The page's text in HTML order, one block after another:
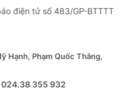
điện tử số 483/GP-BTTTT
Hạnh, Phạm Quốc Thắng,
355 932